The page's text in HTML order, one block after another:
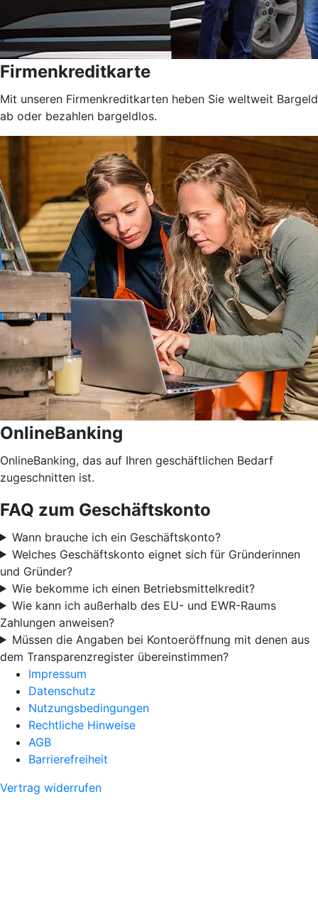
Firmenkreditkarte
Mit unseren Firmenkreditkarten heben Sie weltweit Bargeld
ab oder bezahlen bargeldlos.
OnlineBanking
OnlineBanking, das auf Ihren geschäftlichen Bedarf
zugeschnitten ist.
FAQ zum Geschäftskonto
Wann brauche ich ein Geschäftskonto?
Welches Geschäftskonto eignet sich für Gründerinnen
und Gründer?
Wie bekomme ich einen Betriebsmittelkredit?
Wie kann ich außerhalb des EU- und EWR-Raums
Zahlungen anweisen?
Müssen die Angaben bei Kontoeröffnung mit denen aus
dem Transparenzregister übereinstimmen?
Impressum
Datenschutz
Nutzungsbedingungen
Rechtliche Hinweise
AGB
Barrierefreiheit
Vertrag widerrufen